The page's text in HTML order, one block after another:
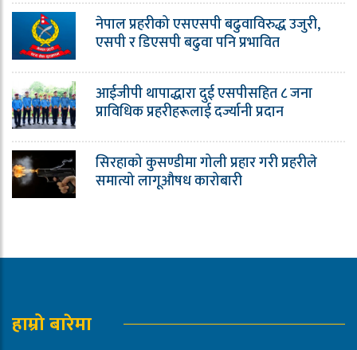
नेपाल प्रहरीको एसएसपी बढुवाविरुद्ध उजुरी,
एसपी र डिएसपी बढुवा पनि प्रभावित
आईजीपी थापाद्धारा दुई एसपीसहित ८ जना
प्राविधिक प्रहरीहरूलाई दर्ज्यानी प्रदान
सिरहाको कुसण्डीमा गोली प्रहार गरी प्रहरीले
समात्यो लागूऔषध कारोबारी
हाम्रो बारेमा